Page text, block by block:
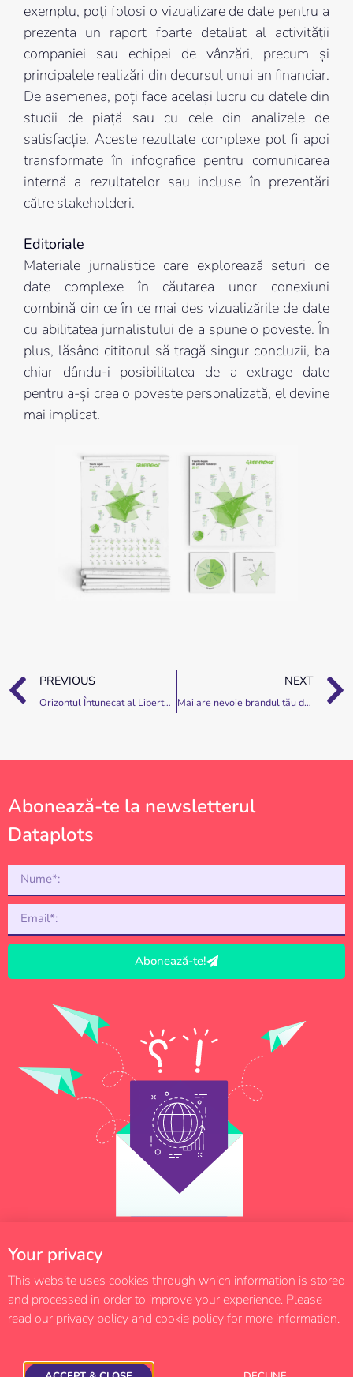
exemplu, poți folosi o vizualizare de date pentru a
prezenta un raport foarte detaliat al activității
companiei sau echipei de vânzări, precum și
principalele realizări din decursul unui an financiar.
De asemenea, poți face același lucru cu datele din
studii de piață sau cu cele din analizele de
satisfacție. Aceste rezultate complexe pot fi apoi
transformate în infografice pentru comunicarea
internă a rezultatelor sau incluse în prezentări
către stakeholderi.
Editoriale
Materiale jurnalistice care explorează seturi de
date complexe în căutarea unor conexiuni
combină din ce în ce mai des vizualizările de date
cu abilitatea jurnalistului de a spune o poveste. În
plus, lăsând cititorul să tragă singur concluzii, ba
chiar dându-i posibilitatea de a extrage date
pentru a-și crea o poveste personalizată, el devine
mai implicat.
PREVIOUS
Orizontul Întunecat al Libertății Presei
NEXT
Mai are nevoie brandul tău de infografice în 2019?
Abonează-te la newsletterul
Dataplots
Abonează-te!
Your privacy
This website uses cookies through which information is stored
and processed in order to improve your experience. Please
read our privacy policy and cookie policy for more information.